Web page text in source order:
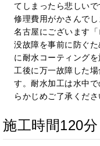
てしまったら悲しい
修理費用がかさんでし
名古屋にございます「
没故障を事前に防ぐ
に耐水コーティング
工後に万一故障した
す。耐水加工は水中
らかじめご了承くださ
施工時間120分